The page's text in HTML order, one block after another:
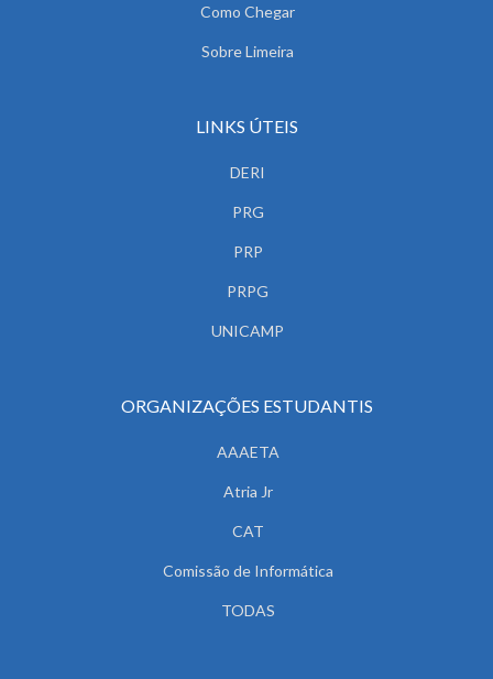
Como Chegar
Sobre Limeira
LINKS ÚTEIS
DERI
PRG
PRP
PRPG
UNICAMP
ORGANIZAÇÕES ESTUDANTIS
AAAETA
Atria Jr
CAT
Comissão de Informática
TODAS